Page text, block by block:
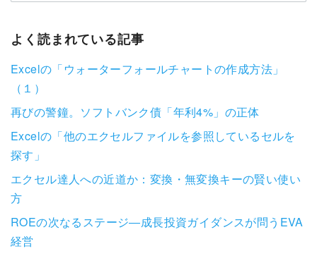
よく読まれている記事
Excelの「ウォーターフォールチャートの作成方法」
（１）
再びの警鐘。ソフトバンク債「年利4%」の正体
Excelの「他のエクセルファイルを参照しているセルを
探す」
エクセル達人への近道か：変換・無変換キーの賢い使い
方
ROEの次なるステージ―成長投資ガイダンスが問うEVA
経営